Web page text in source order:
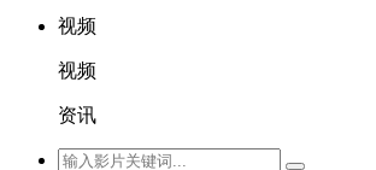
视频
视频
资讯